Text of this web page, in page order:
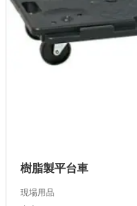
樹脂製平台車
現場用品